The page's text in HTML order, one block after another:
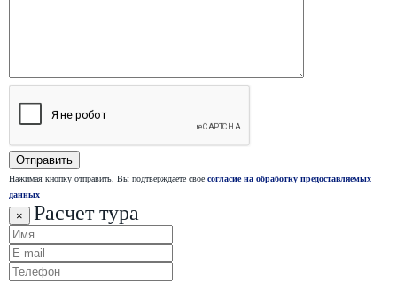
Нажимая кнопку отправить, Вы подтверждаете свое согласие на обработку предоставляемых
данных
× Расчет тура